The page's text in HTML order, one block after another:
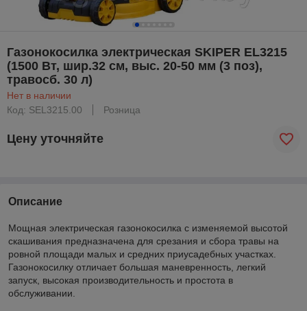
Газонокосилка электрическая SKIPER EL3215
(1500 Вт, шир.32 см, выс. 20-50 мм (3 поз),
травосб. 30 л)
Нет в наличии
Код: SEL3215.00
Розница
Цену уточняйте
Описание
Мощная электрическая газонокосилка с изменяемой высотой
скашивания предназначена для срезания и сбора травы на
ровной площади малых и средних приусадебных участках.
Газонокосилку отличает большая маневренность, легкий
запуск, высокая производительность и простота в
обслуживании.